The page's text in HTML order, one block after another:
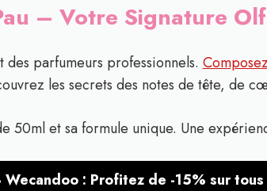
– Votre Signature
des parfumeurs professionnels.
les secrets des notes de tête, de
50ml et sa formule unique. Une
: Profitez de -15% sur